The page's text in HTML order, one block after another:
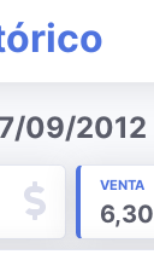
09/2012
VENTA
6,30